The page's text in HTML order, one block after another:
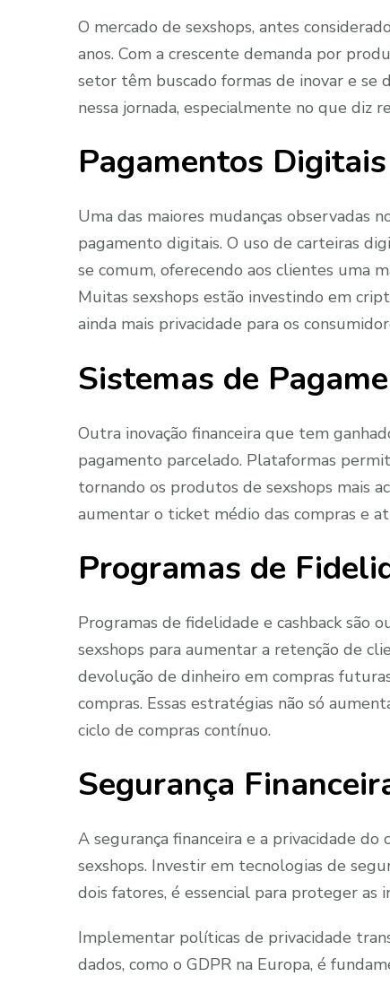
O mercado de sexshops, antes
anos. Com a crescente demanda por
setor têm buscado formas de inovar e
nessa jornada, especialmente no que diz
Pagamentos Digitais
Uma das maiores mudanças observadas
pagamento digitais. O uso de carteiras
se comum, oferecendo aos clientes uma
Muitas sexshops estão investindo em
ainda mais privacidade para os
Sistemas de
Outra inovação financeira que tem
pagamento parcelado. Plataformas
tornando os produtos de sexshops mais
aumentar o ticket médio das compras e
Programas de
Programas de fidelidade e cashback são
sexshops para aumentar a retenção de
devolução de dinheiro em compras
compras. Essas estratégias não só
ciclo de compras contínuo.
Segurança
A segurança financeira e a privacidade do
sexshops. Investir em tecnologias de
dois fatores, é essencial para proteger as
Implementar políticas de privacidade
dados, como o GDPR na Europa, é